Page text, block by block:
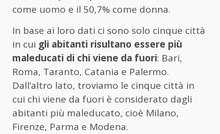
come uomo e il 50,7% come donna.
In base ai loro dati ci sono solo cinque città
in cui gli abitanti risultano essere più
maleducati di chi viene da fuori: Bari,
Roma, Taranto, Catania e Palermo.
Dall’altro lato, troviamo le cinque città in
cui chi viene da fuori è considerato dagli
abitanti più maleducato, cioè Milano,
Firenze, Parma e Modena.